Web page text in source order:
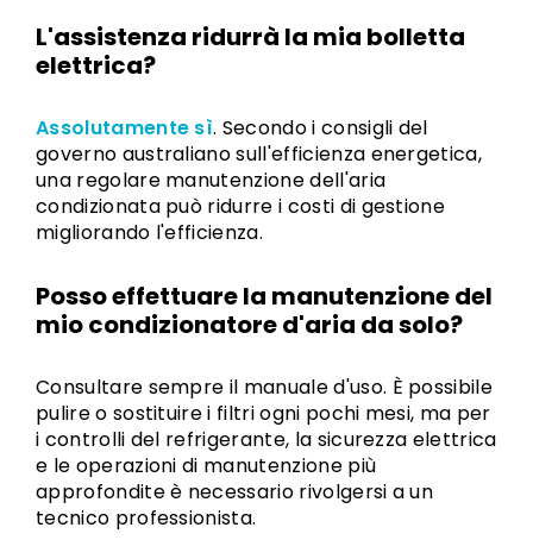
L'assistenza ridurrà la mia bolletta
elettrica?
Assolutamente sì. Secondo i consigli del
governo australiano sull'efficienza energetica,
una regolare manutenzione dell'aria
condizionata può ridurre i costi di gestione
migliorando l'efficienza.
Posso effettuare la manutenzione del
mio condizionatore d'aria da solo?
Consultare sempre il manuale d'uso. È possibile
pulire o sostituire i filtri ogni pochi mesi, ma per
i controlli del refrigerante, la sicurezza elettrica
e le operazioni di manutenzione più
approfondite è necessario rivolgersi a un
tecnico professionista.